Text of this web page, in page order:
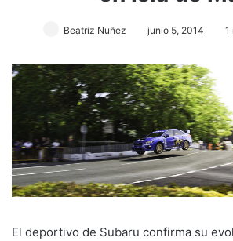
Beatriz Nuñez junio 5, 2014 1
El deportivo de Subaru confirma su